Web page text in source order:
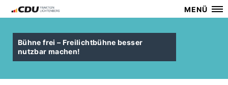
MENÜ
Bühne frei – Freilichtbühne besser
nutzbar machen!